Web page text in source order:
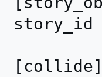
story_id